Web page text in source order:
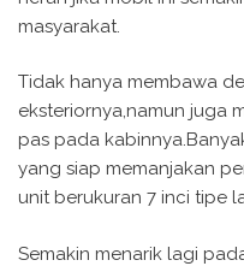
masyarakat.
Tidak hanya membawa
eksteriornya,namun juga
pas pada
yang siap memanjakan
unit berukuran 7 inci tipe
Semakin menarik lagi